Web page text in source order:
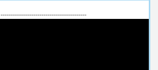
------------------------------------------